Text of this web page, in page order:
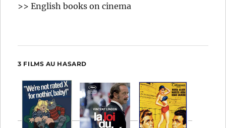
>> English books on cinema
3 FILMS AU HASARD